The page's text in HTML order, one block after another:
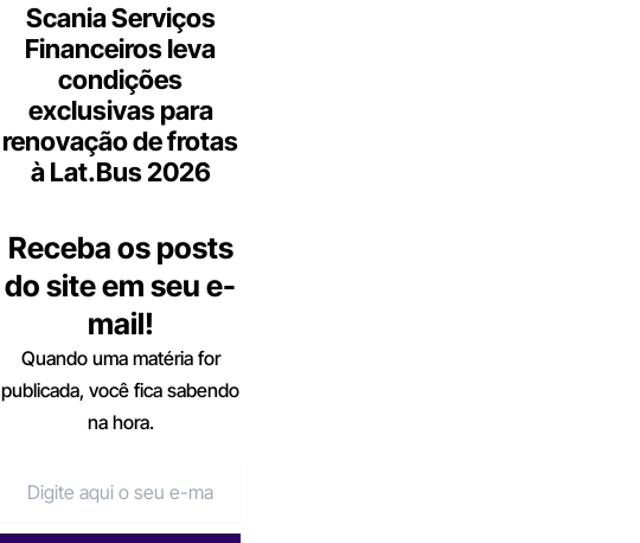
Scania Serviços
Financeiros leva
condições
exclusivas para
renovação de frotas
à Lat.Bus 2026
Receba os posts
do site em seu e-
mail!
Quando uma matéria for
publicada, você fica sabendo
na hora.